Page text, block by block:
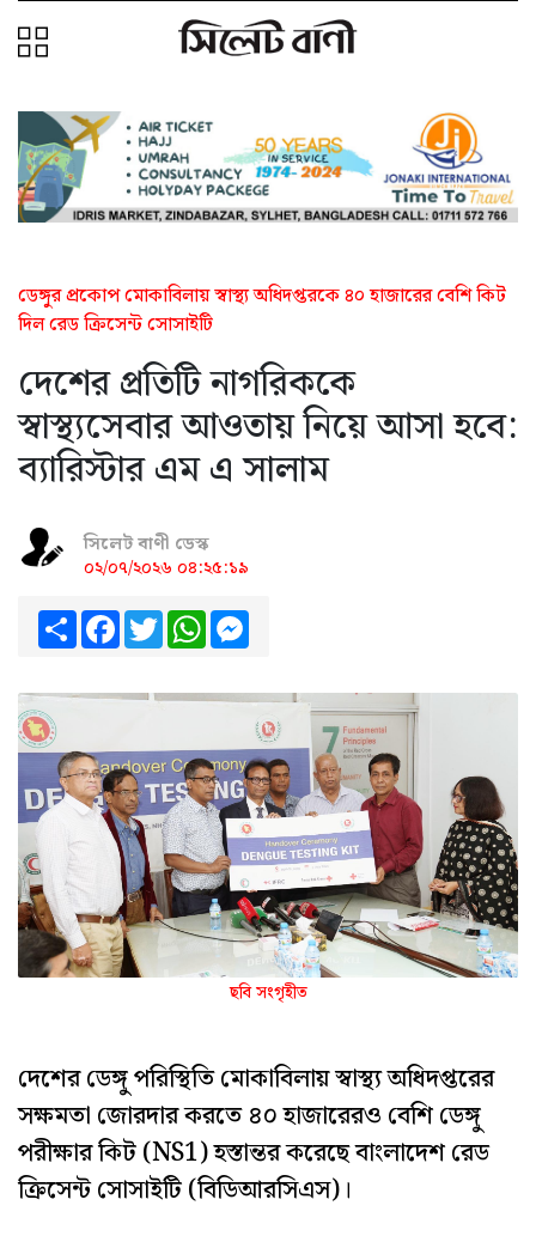
ডেঙ্গুর প্রকোপ মোকাবিলায় স্বাস্থ্য অধিদপ্তরকে ৪০ হাজারের বেশি কিট
দিল রেড ক্রিসেন্ট সোসাইটি
দেশের প্রতিটি নাগরিককে
স্বাস্থ্যসেবার আওতায় নিয়ে আসা হবে:
ব্যারিস্টার এম এ সালাম
সিলেট বাণী ডেস্ক
০২/০৭/২০২৬ ০৪:২৫:১৯
ShareFacebook
TwitterWhatsApp
ছবি সংগৃহীত
দেশের ডেঙ্গু পরিস্থিতি মোকাবিলায় স্বাস্থ্য অধিদপ্তরের
সক্ষমতা জোরদার করতে ৪০ হাজারেরও বেশি ডেঙ্গু
পরীক্ষার কিট (NS1) হস্তান্তর করেছে বাংলাদেশ রেড
ক্রিসেন্ট সোসাইটি (বিডিআরসিএস)।